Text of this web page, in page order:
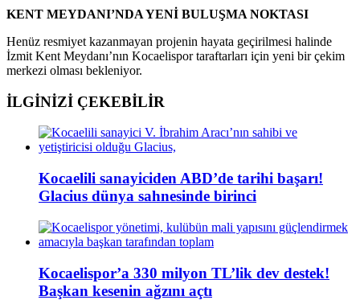
KENT MEYDANI’NDA YENİ BULUŞMA NOKTASI
Henüz resmiyet kazanmayan projenin hayata geçirilmesi halinde
İzmit Kent Meydanı’nın Kocaelispor taraftarları için yeni bir çekim
merkezi olması bekleniyor.
İLGİNİZİ ÇEKEBİLİR
Kocaelili sanayiciden ABD’de tarihi başarı!
Glacius dünya sahnesinde birinci
Kocaelispor’a 330 milyon TL’lik dev destek!
Başkan kesenin ağzını açtı